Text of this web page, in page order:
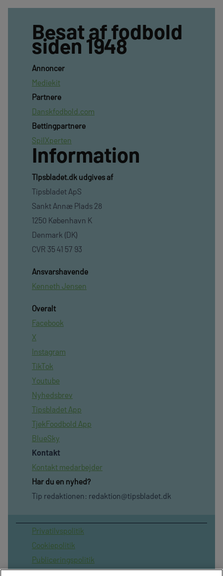
Besat af fodbold
siden 1948
Annoncer
Mediekit
Partnere
Danskfodbold.com
Bettingpartnere
SpilXperten
Information
TIpsbladet.dk udgives af
Tipsbladet ApS
Sankt Annæ Plads 28
1250 København K
Denmark (DK)
CVR 35 41 57 93
Ansvarshavende
Kenneth Jensen
Overalt
Facebook
X
Instagram
TikTok
Youtube
Nyhedsbrev
Tipsbladet App
TjekFoodbold App
BlueSky
Kontakt
Kontakt medarbejder
Har du en nyhed?
Tip redaktionen: redaktion@tipsbladet.dk
Privatilvspolitik
Cookiepolitik
Publiceringspolitik